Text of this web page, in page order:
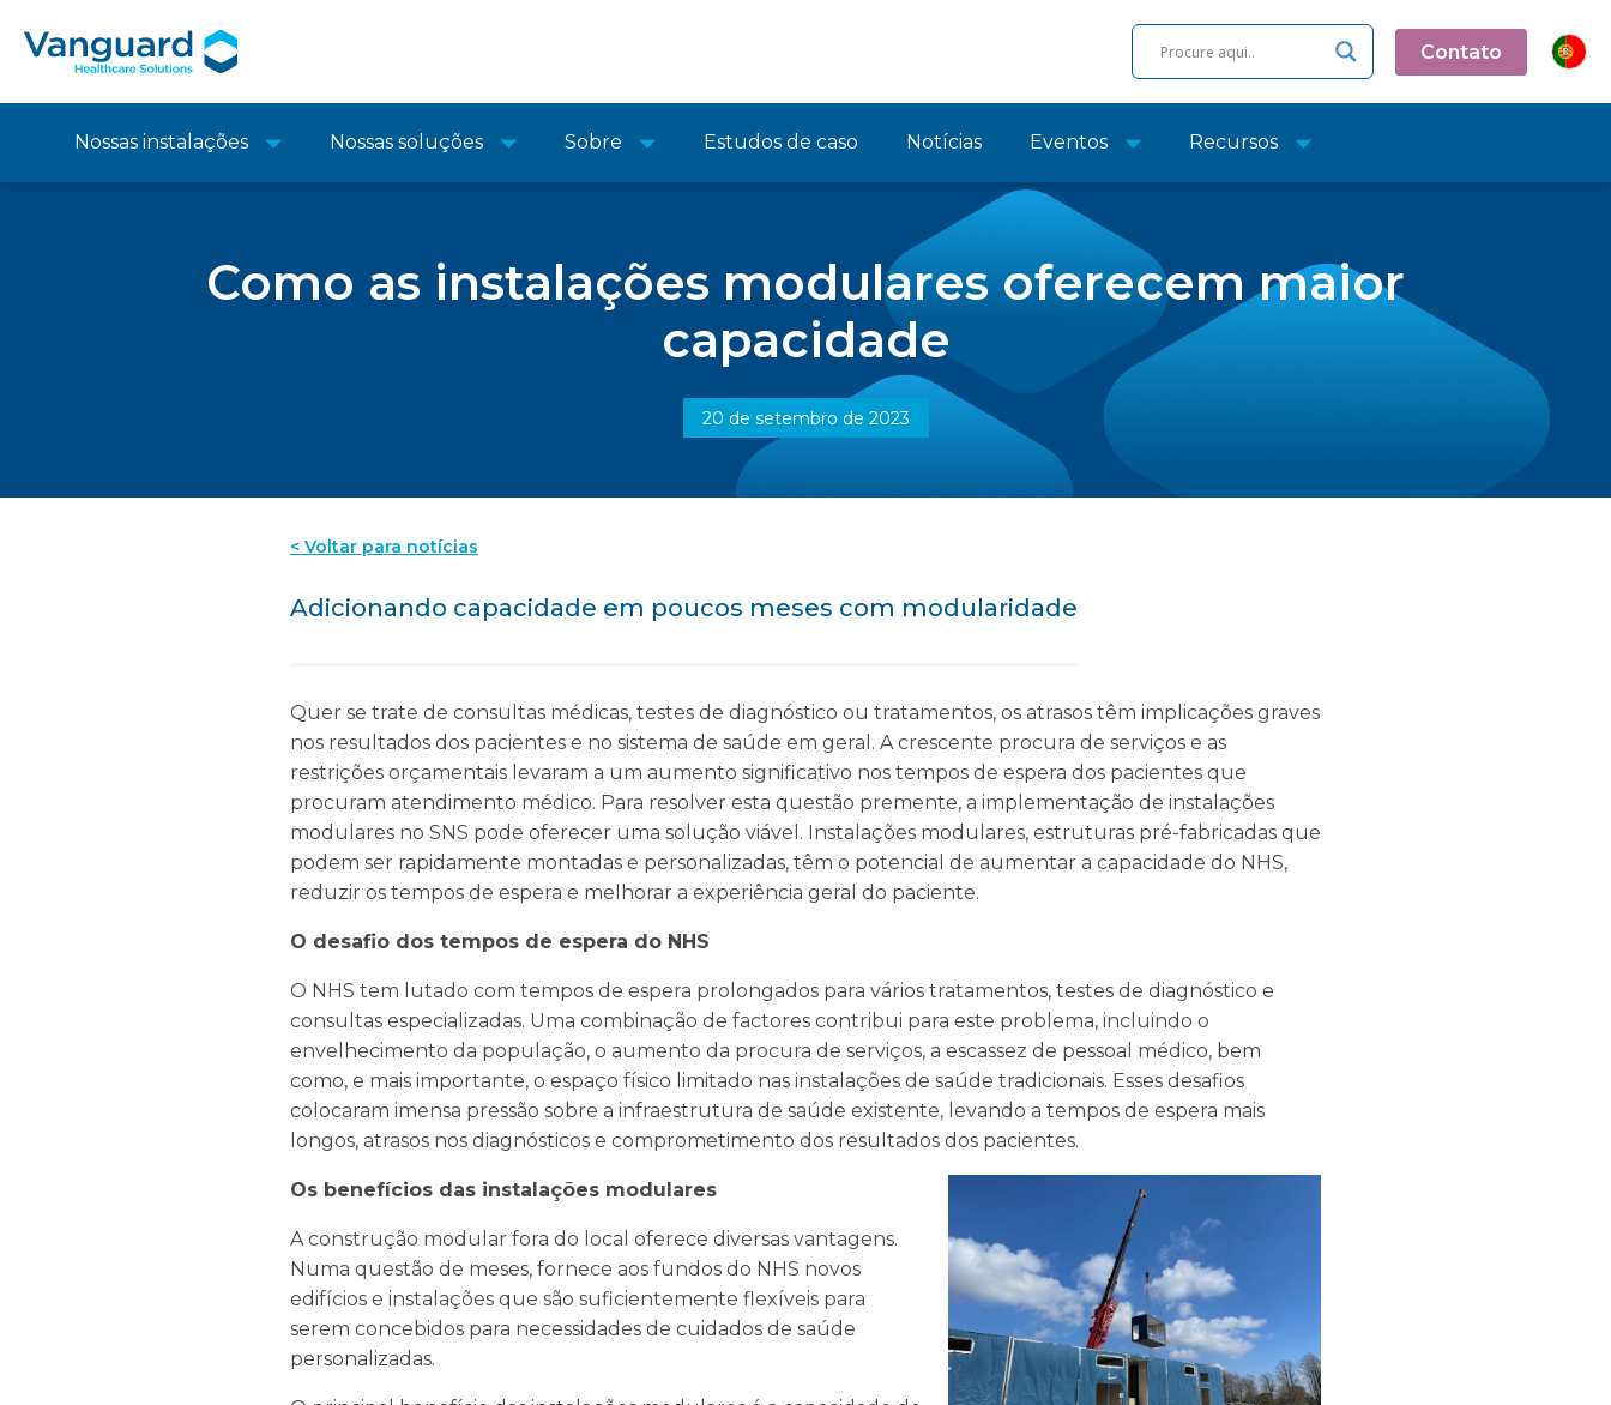
Contato
Nossas instalações Nossas soluções Sobre Estudos de caso Notícias Eventos Recursos
Como as instalações modulares oferecem maior
capacidade
20 de setembro de 2023
< Voltar para notícias
Adicionando capacidade em poucos meses com modularidade
Quer se trate de consultas médicas, testes de diagnóstico ou tratamentos, os atrasos têm implicações graves
nos resultados dos pacientes e no sistema de saúde em geral. A crescente procura de serviços e as
restrições orçamentais levaram a um aumento significativo nos tempos de espera dos pacientes que
procuram atendimento médico. Para resolver esta questão premente, a implementação de instalações
modulares no SNS pode oferecer uma solução viável. Instalações modulares, estruturas pré-fabricadas que
podem ser rapidamente montadas e personalizadas, têm o potencial de aumentar a capacidade do NHS,
reduzir os tempos de espera e melhorar a experiência geral do paciente.
O desafio dos tempos de espera do NHS
O NHS tem lutado com tempos de espera prolongados para vários tratamentos, testes de diagnóstico e
consultas especializadas. Uma combinação de factores contribui para este problema, incluindo o
envelhecimento da população, o aumento da procura de serviços, a escassez de pessoal médico, bem
como, e mais importante, o espaço físico limitado nas instalações de saúde tradicionais. Esses desafios
colocaram imensa pressão sobre a infraestrutura de saúde existente, levando a tempos de espera mais
longos, atrasos nos diagnósticos e comprometimento dos resultados dos pacientes.
Os benefícios das instalações modulares
A construção modular fora do local oferece diversas vantagens.
Numa questão de meses, fornece aos fundos do NHS novos
edifícios e instalações que são suficientemente flexíveis para
serem concebidos para necessidades de cuidados de saúde
personalizadas.